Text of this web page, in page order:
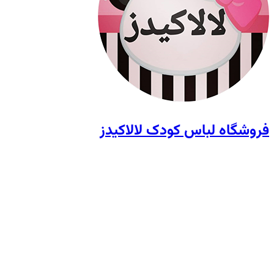
فروشگاه لباس کودک لالاکیدز